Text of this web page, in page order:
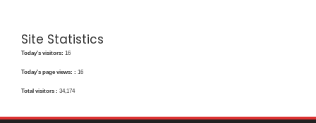
Site Statistics
Today's visitors: 16
Today's page views: : 16
Total visitors : 34,174